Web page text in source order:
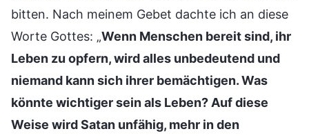
bitten. Nach meinem Gebet dachte ich an diese
Worte Gottes: „Wenn Menschen bereit sind, ihr
Leben zu opfern, wird alles unbedeutend und
niemand kann sich ihrer bemächtigen. Was
könnte wichtiger sein als Leben? Auf diese
Weise wird Satan unfähig, mehr in den